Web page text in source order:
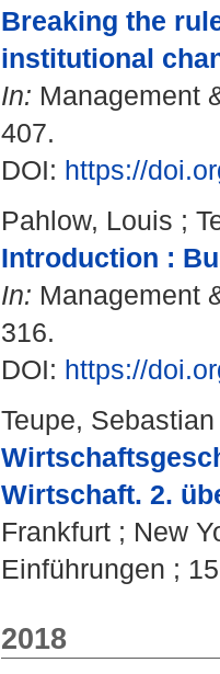
Breaking the
institutional
In: Management
407.
DOI: https://
Pahlow, Louis ;
Introduction :
In: Management
316.
DOI: https://
Teupe, Sebastian
Wirtschaft. 2.
Frankfurt ; New
Einführungen ;
2018